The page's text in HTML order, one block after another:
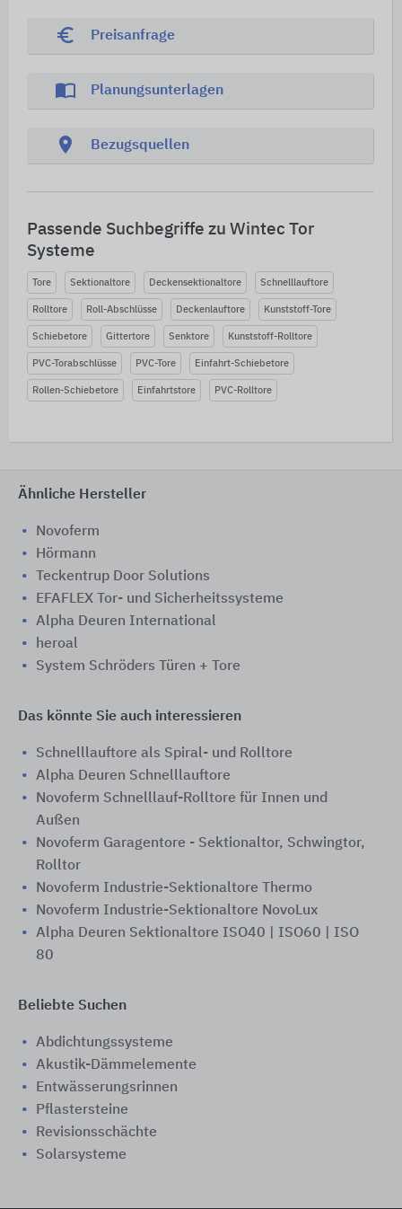
euro_symbol Preisanfrage
import_contacts Planungsunterlagen
location_on Bezugsquellen
Passende Suchbegriffe zu Wintec Tor
Systeme
Tore Sektionaltore Deckensektionaltore Schnelllauftore
Rolltore Roll-Abschlüsse Deckenlauftore Kunststoff-Tore
Schiebetore Gittertore Senktore Kunststoff-Rolltore
PVC-Torabschlüsse PVC-Tore Einfahrt-Schiebetore
Rollen-Schiebetore Einfahrtstore PVC-Rolltore
Ähnliche Hersteller
Novoferm
Hörmann
Teckentrup Door Solutions
EFAFLEX Tor- und Sicherheitssysteme
Alpha Deuren International
heroal
System Schröders Türen + Tore
Das könnte Sie auch interessieren
Schnelllauftore als Spiral- und Rolltore
Alpha Deuren Schnelllauftore
Novoferm Schnelllauf-Rolltore für Innen und
Außen
Novoferm Garagentore - Sektionaltor, Schwingtor,
Rolltor
Novoferm Industrie-Sektionaltore Thermo
Novoferm Industrie-Sektionaltore NovoLux
Alpha Deuren Sektionaltore ISO40 | ISO60 | ISO
80
Beliebte Suchen
Abdichtungssysteme
Akustik-Dämmelemente
Entwässerungsrinnen
Pflastersteine
Revisionsschächte
Solarsysteme